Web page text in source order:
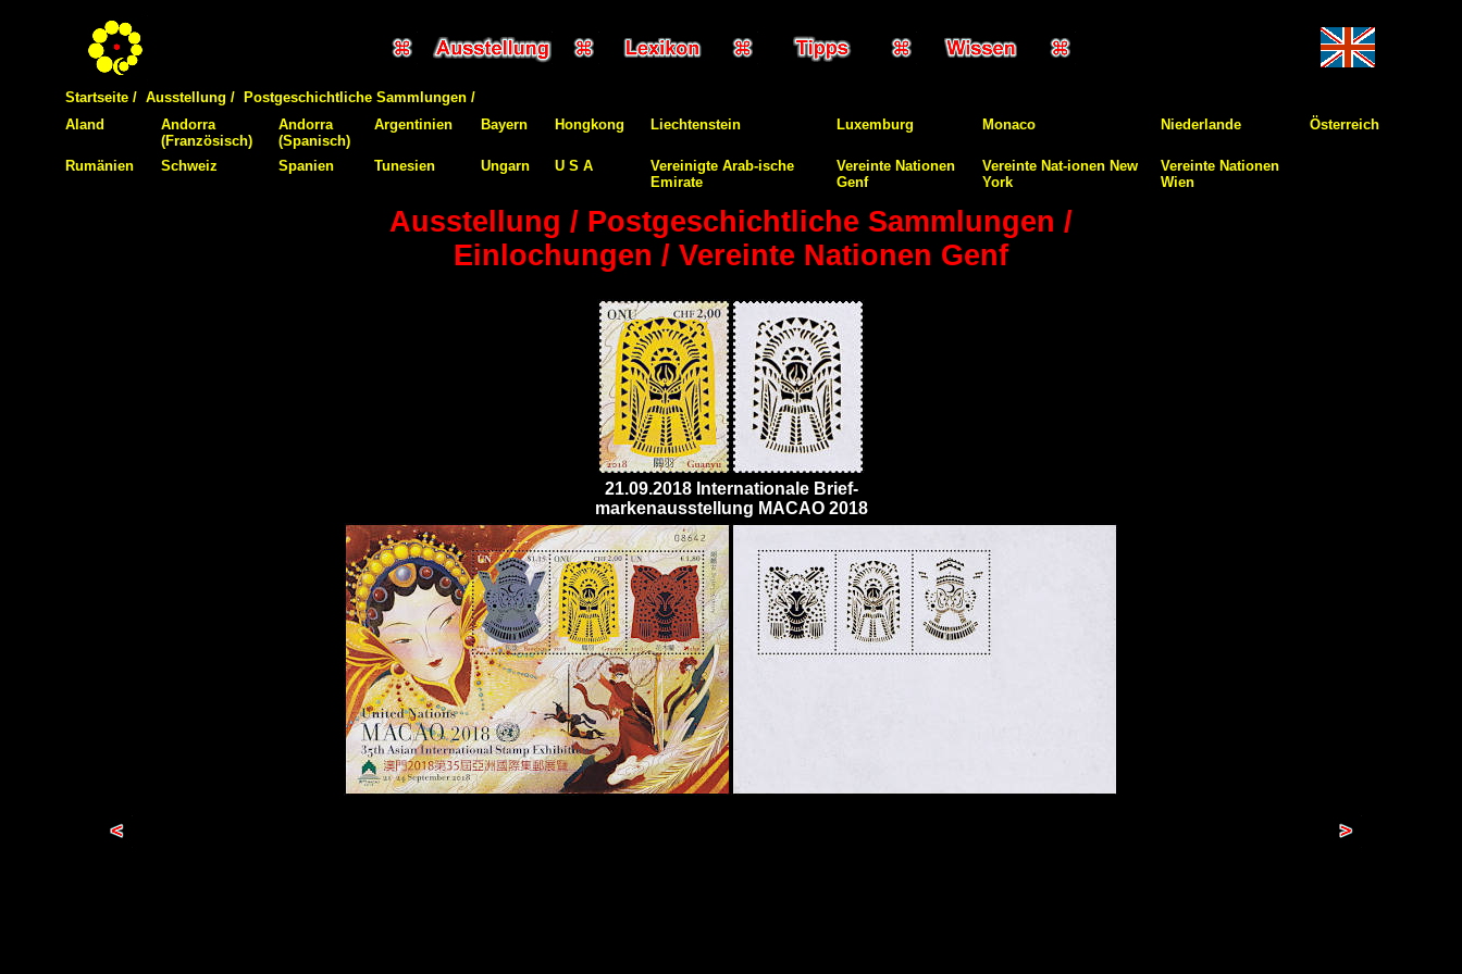
Startseite / Ausstellung /
Postgeschichtliche Sammlungen /
Aland
Andorra
(Französisch)
Andorra
(Spanisch)
Argentinien Bayern Hongkong Liechtenstein Luxemburg Monaco Niederlande Österreich
Rumänien Schweiz Spanien Tunesien Ungarn U S A
Vereinigte Arab-ische
Emirate
Vereinte Nationen
Genf
Vereinte Nat-ionen New
York
Vereinte Nationen
Wien
Ausstellung / Postgeschichtliche Sammlungen /
Einlochungen / Vereinte Nationen Genf
21.09.2018 Internationale Brief-
markenausstellung MACAO 2018